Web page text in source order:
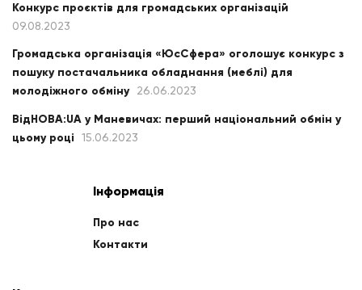
Конкурс проєктів для громадських організацій
09.08.2023
Громадська організація «ЮсСфера» оголошує конкурс з
пошуку постачальника обладнання (меблі) для
молодіжного обміну
26.06.2023
ВідНОВА:UA у Маневичах: перший національний обмін у
цьому році
15.06.2023
Інформація
Про нас
Контакти